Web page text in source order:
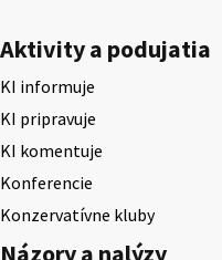
Aktivity a podujatia
KI informuje
KI pripravuje
KI komentuje
Konferencie
Konzervatívne kluby
Názory a nalýzy